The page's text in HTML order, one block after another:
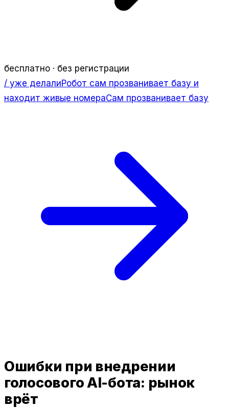
бесплатно · без регистрации
/ уже делалиРобот сам прозванивает базу и
находит живые номераСам прозванивает базу
Ошибки при внедрении
голосового AI-бота: рынок
врёт